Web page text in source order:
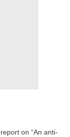
on “An anti-